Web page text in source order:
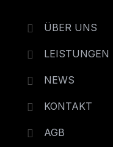
ÜBER UNS
LEISTUNGEN
NEWS
KONTAKT
AGB